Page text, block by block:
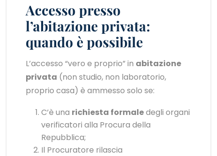
Accesso presso
l’abitazione privata:
quando è possibile
L’accesso “vero e proprio” in abitazione
privata (non studio, non laboratorio,
proprio casa) è ammesso solo se:
C’è una richiesta formaledegli organi
verificatori alla Procura della
Repubblica;
Il Procuratore rilascia